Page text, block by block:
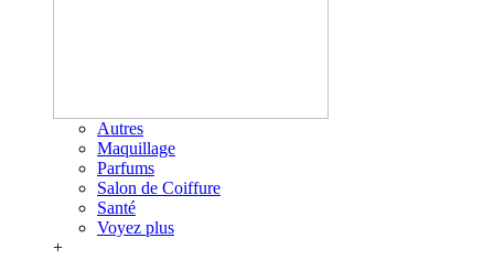
Autres
Maquillage
Parfums
Salon de Coiffure
Santé
Voyez plus
+